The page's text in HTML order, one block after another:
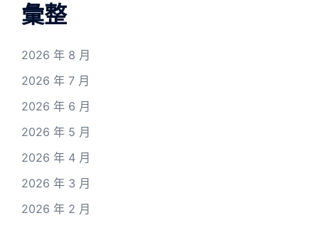
彙整
2026 年 8 月
2026 年 7 月
2026 年 6 月
2026 年 5 月
2026 年 4 月
2026 年 3 月
2026 年 2 月